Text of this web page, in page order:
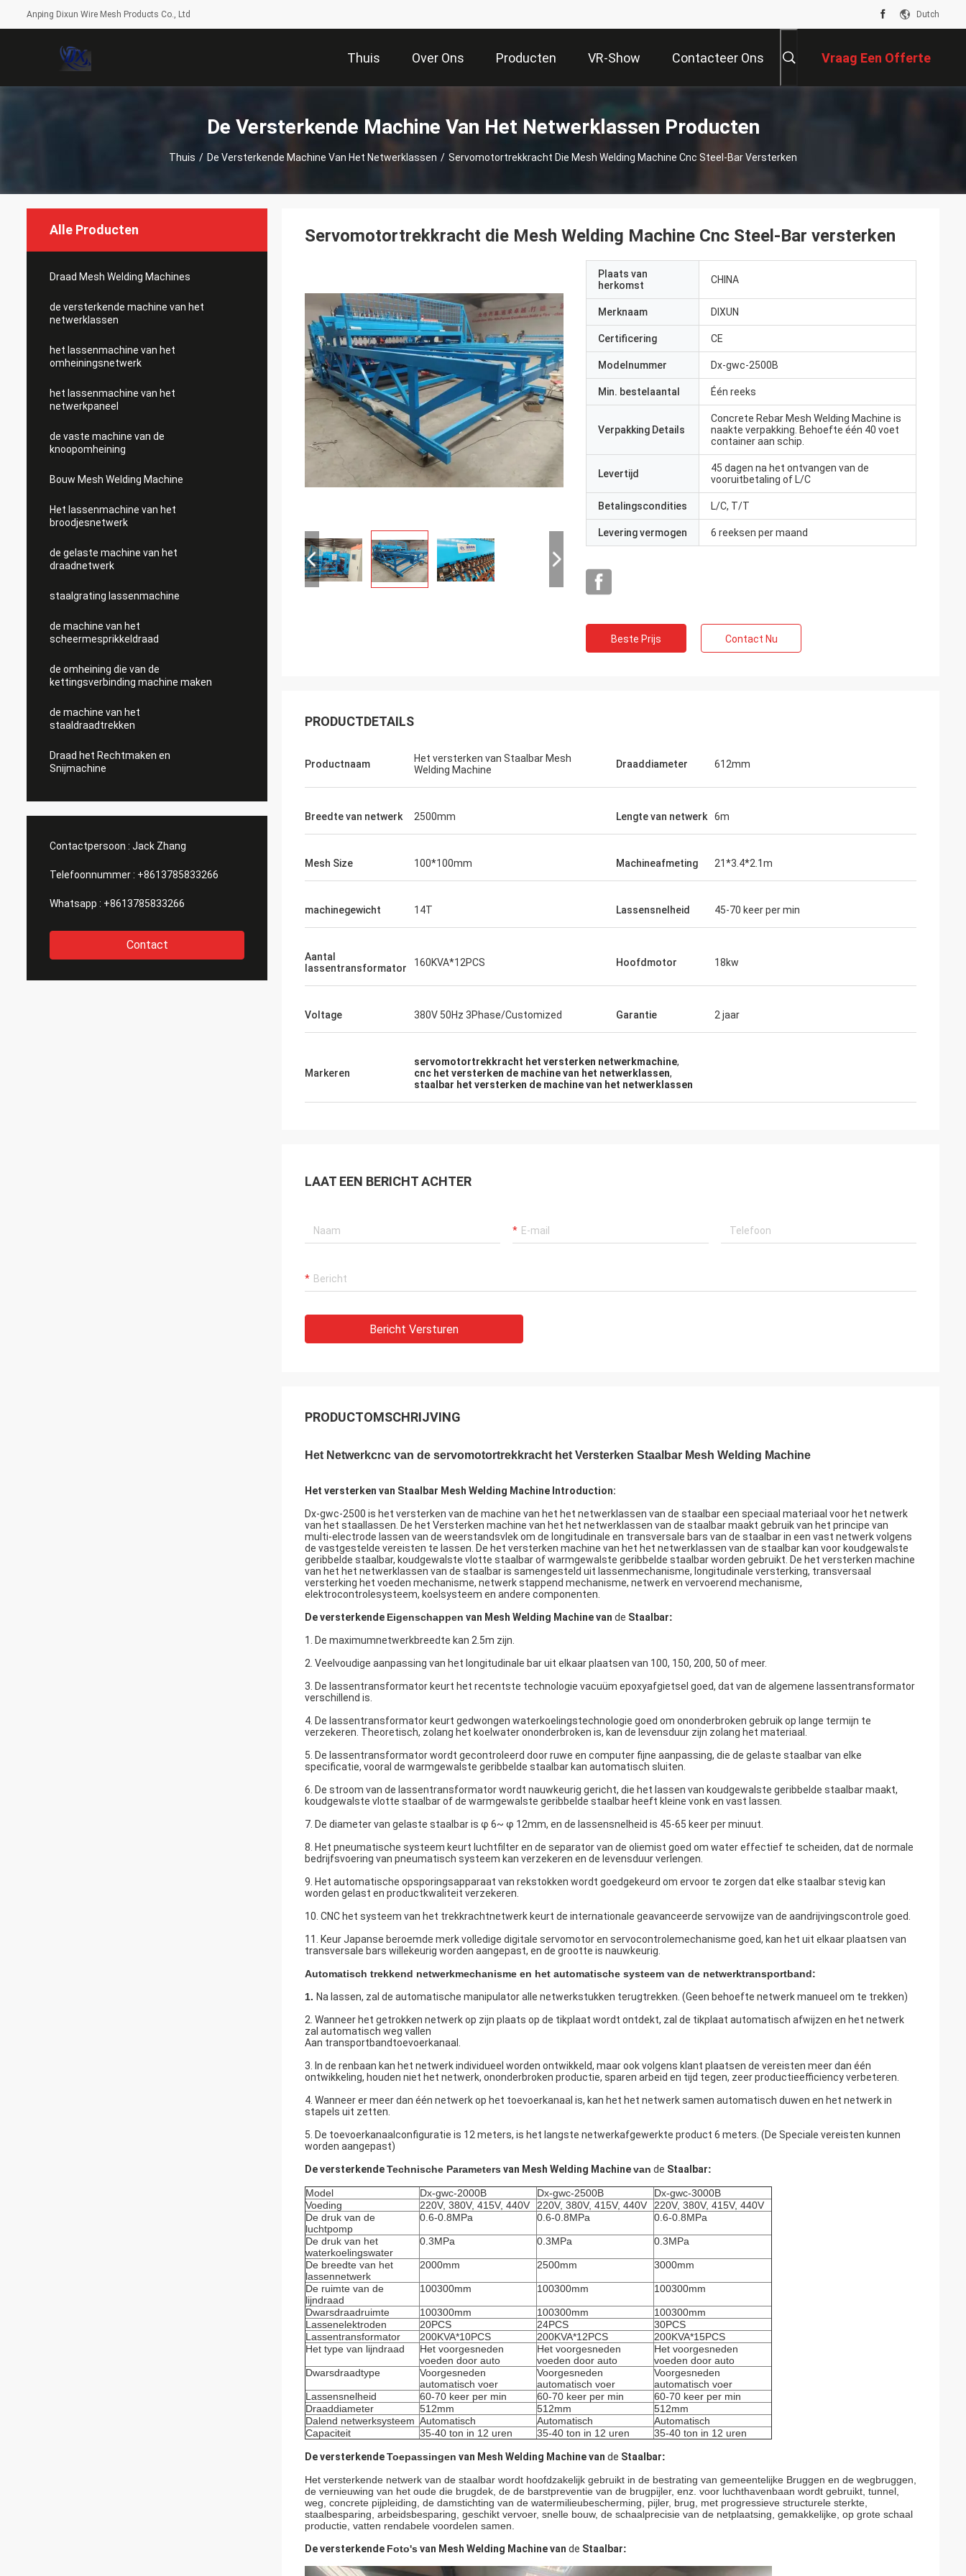
Anping Dixun Wire Mesh Products Co., Ltd Dutch
Thuis Over Ons Producten VR-Show Contacteer Ons Vraag Een Offerte
De Versterkende Machine Van Het Netwerklassen Producten
Thuis / De Versterkende Machine Van Het Netwerklassen / Servomotortrekkracht Die Mesh Welding Machine Cnc Steel-Bar Versterken
Alle Producten
Draad Mesh Welding Machines
de versterkende machine van het
netwerklassen
het lassenmachine van het
omheiningsnetwerk
het lassenmachine van het
netwerkpaneel
de vaste machine van de
knoopomheining
Bouw Mesh Welding Machine
Het lassenmachine van het
broodjesnetwerk
de gelaste machine van het
draadnetwerk
staalgrating lassenmachine
de machine van het
scheermesprikkeldraad
de omheining die van de
kettingsverbinding machine maken
de machine van het
staaldraadtrekken
Draad het Rechtmaken en
Snijmachine
Contactpersoon : Jack Zhang
Telefoonnummer : +8613785833266
Whatsapp : +8613785833266
Contact
Servomotortrekkracht die Mesh Welding Machine Cnc Steel-Bar versterken
Plaats van
herkomst
CHINA
Merknaam DIXUN
Certificering CE
Modelnummer Dx-gwc-2500B
Min. bestelaantal Één reeks
Verpakking Details
Concrete Rebar Mesh Welding Machine is
naakte verpakking. Behoefte één 40 voet
container aan schip.
Levertijd
45 dagen na het ontvangen van de
vooruitbetaling of L/C
Betalingscondities L/C, T/T
Levering vermogen 6 reeksen per maand
Beste Prijs Contact Nu
PRODUCTDETAILS
Productnaam
Het versterken van Staalbar Mesh
Welding Machine
Draaddiameter 612mm
Breedte van netwerk 2500mm Lengte van netwerk 6m
Mesh Size 100*100mm Machineafmeting 21*3.4*2.1m
machinegewicht 14T Lassensnelheid 45-70 keer per min
Aantal
lassentransformator
160KVA*12PCS Hoofdmotor 18kw
Voltage 380V 50Hz 3Phase/Customized Garantie 2 jaar
Markeren
servomotortrekkracht het versterken netwerkmachine,
cnc het versterken de machine van het netwerklassen,
staalbar het versterken de machine van het netwerklassen
LAAT EEN BERICHT ACHTER
Bericht Versturen
PRODUCTOMSCHRIJVING
Het Netwerkcnc van de servomotortrekkracht het Versterken Staalbar Mesh Welding Machine
Het versterken van Staalbar Mesh Welding Machine Introduction:
Dx-gwc-2500 is het versterken van de machine van het het netwerklassen van de staalbar een speciaal materiaal voor het netwerk
van het staallassen. De het Versterken machine van het het netwerklassen van de staalbar maakt gebruik van het principe van
multi-electrode lassen van de weerstandsvlek om de longitudinale en transversale bars van de staalbar in een vast netwerk volgens
de vastgestelde vereisten te lassen. De het versterken machine van het het netwerklassen van de staalbar kan voor koudgewalste
geribbelde staalbar, koudgewalste vlotte staalbar of warmgewalste geribbelde staalbar worden gebruikt. De het versterken machine
van het het netwerklassen van de staalbar is samengesteld uit lassenmechanisme, longitudinale versterking, transversaal
versterking het voeden mechanisme, netwerk stappend mechanisme, netwerk en vervoerend mechanisme,
elektrocontrolesysteem, koelsysteem en andere componenten.
De versterkende Eigenschappen van Mesh Welding Machine van de Staalbar:
1. De maximumnetwerkbreedte kan 2.5m zijn.
2. Veelvoudige aanpassing van het longitudinale bar uit elkaar plaatsen van 100, 150, 200, 50 of meer.
3. De lassentransformator keurt het recentste technologie vacuüm epoxyafgietsel goed, dat van de algemene lassentransformator
verschillend is.
4. De lassentransformator keurt gedwongen waterkoelingstechnologie goed om ononderbroken gebruik op lange termijn te
verzekeren. Theoretisch, zolang het koelwater ononderbroken is, kan de levensduur zijn zolang het materiaal.
5. De lassentransformator wordt gecontroleerd door ruwe en computer fijne aanpassing, die de gelaste staalbar van elke
specificatie, vooral de warmgewalste geribbelde staalbar kan automatisch sluiten.
6. De stroom van de lassentransformator wordt nauwkeurig gericht, die het lassen van koudgewalste geribbelde staalbar maakt,
koudgewalste vlotte staalbar of de warmgewalste geribbelde staalbar heeft kleine vonk en vast lassen.
7. De diameter van gelaste staalbar is φ 6~ φ 12mm, en de lassensnelheid is 45-65 keer per minuut.
8. Het pneumatische systeem keurt luchtfilter en de separator van de oliemist goed om water effectief te scheiden, dat de normale
bedrijfsvoering van pneumatisch systeem kan verzekeren en de levensduur verlengen.
9. Het automatische opsporingsapparaat van rekstokken wordt goedgekeurd om ervoor te zorgen dat elke staalbar stevig kan
worden gelast en productkwaliteit verzekeren.
10. CNC het systeem van het trekkrachtnetwerk keurt de internationale geavanceerde servowijze van de aandrijvingscontrole goed.
11. Keur Japanse beroemde merk volledige digitale servomotor en servocontrolemechanisme goed, kan het uit elkaar plaatsen van
transversale bars willekeurig worden aangepast, en de grootte is nauwkeurig.
Automatisch trekkend netwerkmechanisme en het automatische systeem van de netwerktransportband:
1. Na lassen, zal de automatische manipulator alle netwerkstukken terugtrekken. (Geen behoefte netwerk manueel om te trekken)
2. Wanneer het getrokken netwerk op zijn plaats op de tikplaat wordt ontdekt, zal de tikplaat automatisch afwijzen en het netwerk
zal automatisch weg vallen
Aan transportbandtoevoerkanaal.
3. In de renbaan kan het netwerk individueel worden ontwikkeld, maar ook volgens klant plaatsen de vereisten meer dan één
ontwikkeling, houden niet het netwerk, ononderbroken productie, sparen arbeid en tijd tegen, zeer productieefficiency verbeteren.
4. Wanneer er meer dan één netwerk op het toevoerkanaal is, kan het het netwerk samen automatisch duwen en het netwerk in
stapels uit zetten.
5. De toevoerkanaalconfiguratie is 12 meters, is het langste netwerkafgewerkte product 6 meters. (De Speciale vereisten kunnen
worden aangepast)
De versterkendeTechnische Parameters van Mesh Welding Machinevan de Staalbar:
Model Dx-gwc-2000B Dx-gwc-2500B
Dx-gwc-3000B
Voeding
220V, 380V, 415V, 440V 220V, 380V, 415V, 440V
220V, 380V, 415V, 440V
De druk van de
luchtpomp
0.6-0.8MPa 0.6-0.8MPa 0.6-0.8MPa
De druk van het
waterkoelingswater
0.3MPa 0.3MPa 0.3MPa
De breedte van het
lassennetwerk
2000mm 2500mm 3000mm
De ruimte van de
lijndraad
100300mm 100300mm 100300mm
Dwarsdraadruimte 100300mm 100300mm
100300mm
Lassenelektroden
20PCS 24PCS
30PCS
Lassentransformator
200KVA*10PCS 200KVA*12PCS
200KVA*15PCS
Het type van lijndraad
Het voorgesneden
voeden door auto
Het voorgesneden
voeden door auto
Het voorgesneden
voeden door auto
Dwarsdraadtype
Voorgesneden
automatisch voer
Voorgesneden
automatisch voer
Voorgesneden
automatisch voer
Lassensnelheid
60-70 keer per min 60-70 keer per min
60-70 keer per min
Draaddiameter
512mm 512mm
512mm
Dalend netwerksysteem Automatisch Automatisch
Automatisch
Capaciteit
35-40 ton in 12 uren 35-40 ton in 12 uren 35-40 ton in 12 uren
De versterkendeToepassingen van Mesh Welding Machine van de Staalbar:
Het versterkende netwerk van de staalbar wordt hoofdzakelijk gebruikt in de bestrating van gemeentelijke Bruggen en de wegbruggen,
de vernieuwing van het oude die brugdek, de de barstpreventie van de brugpijler, enz. voor luchthavenbaan wordt gebruikt, tunnel,
weg, concrete pijpleiding, de damstichting van de watermilieubescherming, pijler, brug, met progressieve structurele sterkte,
staalbesparing, arbeidsbesparing, geschikt vervoer, snelle bouw, de schaalprecisie van de netplaatsing, gemakkelijke, op grote schaal
productie, vatten rendabele voordelen samen.
De versterkende Foto's van Mesh Welding Machine van de Staalbar: